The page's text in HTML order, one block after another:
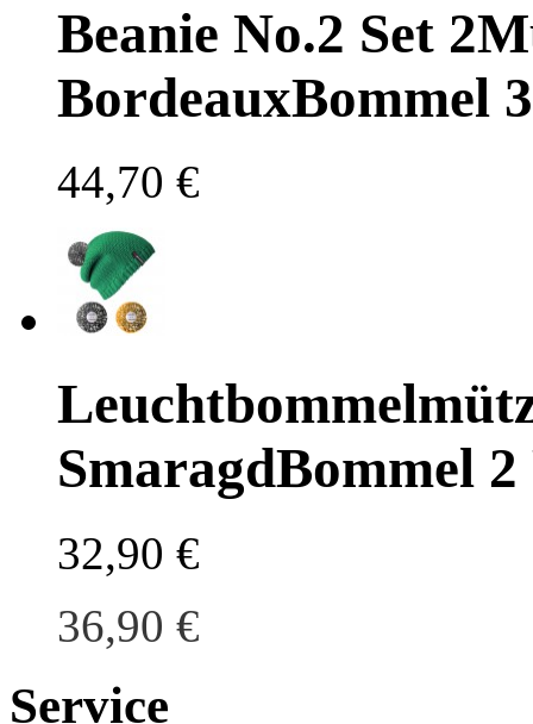
Beanie No.2 Set 2
BordeauxBommel
44,70 €
SmaragdBommel
32,90 €
36,90 €
Service